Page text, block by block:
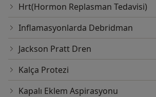
Hrt(Hormon Replasman Tedavisi)
Inflamasyonlarda Debridman
Jackson Pratt Dren
Kalça Protezi
Kapalı Eklem Aspirasyonu